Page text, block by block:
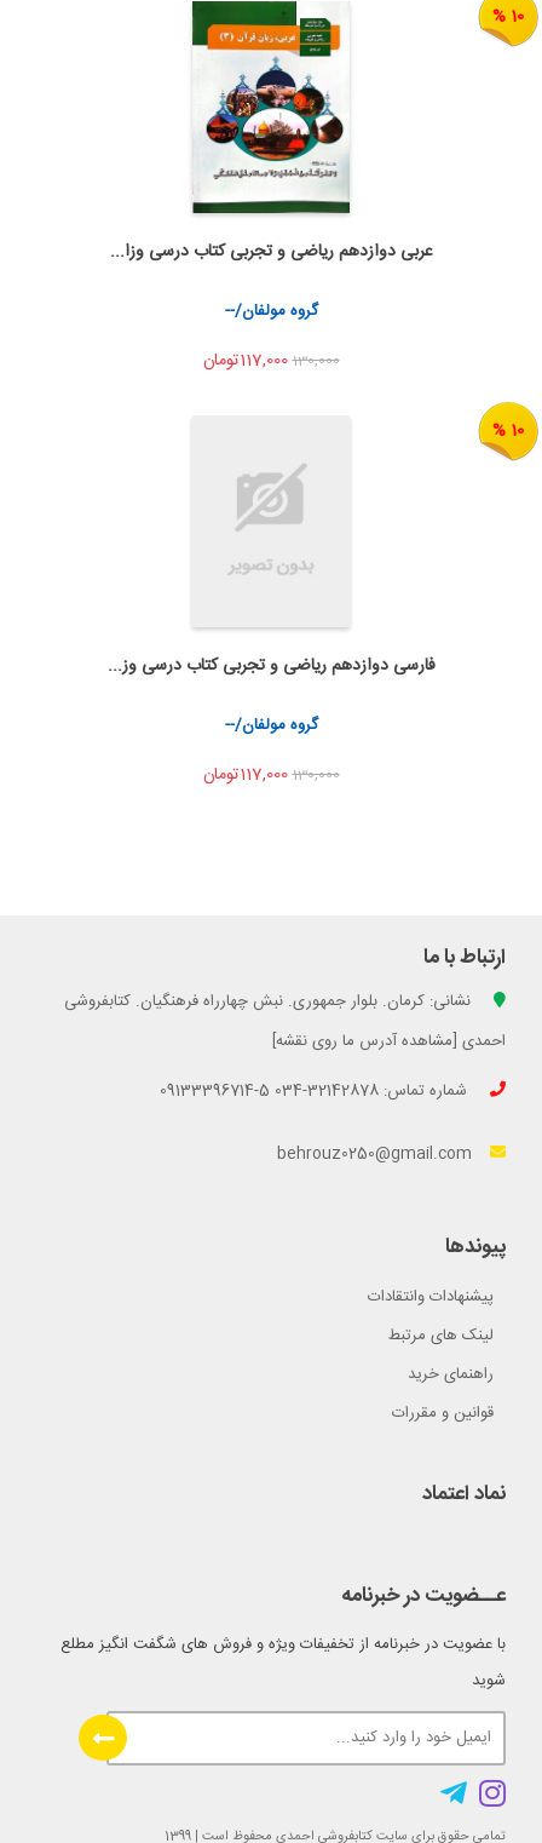
10 %
به من اطلاع بده
اشتراک گذاری
عربی دوازدهم ریاضی و تجربی کتاب درسی وزا...
گروه مولفان/--
130,000117,000تومان
10 %
به من اطلاع بده
اشتراک گذاری
فارسی دوازدهم ریاضی و تجربی کتاب درسی وز...
گروه مولفان/--
130,000117,000تومان
ارتباط با ما
نشانی: کرمان. بلوار جمهوری. نبش چهارراه فرهنگیان. کتابفروشی
احمدی [مشاهده آدرس ما روی نقشه]
شماره تماس: 32142878-034 5-09133396714
behrouz0250@gmail.com
پیوندها
پیشنهادات وانتقادات
لینک های مرتبط
راهنمای خرید
قوانین و مقررات
نماد اعتماد
عــضویت در خبرنامه
با عضویت در خبرنامه از تخفیفات ویژه و فروش های شگفت انگیز مطلع
شوید
تمامی حقوق برای سایت کتابفروشی احمدی محفوظ است | 1399